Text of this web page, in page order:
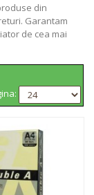
din
Garantam
de cea mai